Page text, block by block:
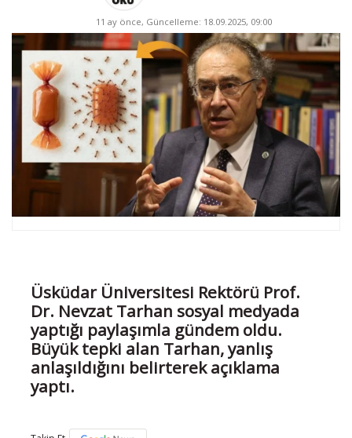
11 ay önce, Güncelleme: 18.09.2025, 09:00
Üsküdar Üniversitesi Rektörü Prof.
Dr. Nevzat Tarhan sosyal medyada
yaptığı paylaşımla gündem oldu.
Büyük tepki alan Tarhan, yanlış
anlaşıldığını belirterek açıklama
yaptı.